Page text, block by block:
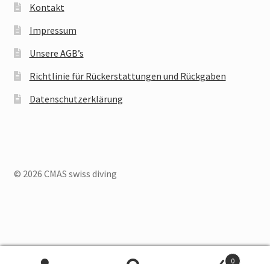
Kontakt
Impressum
Unsere AGB’s
Richtlinie für Rückerstattungen und Rückgaben
Datenschutzerklärung
© 2026 CMAS swiss diving
0
Français Italiano